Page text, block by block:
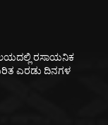
ರಸಾಯನಿಕ
ಎರಡು ದಿನಗಳ